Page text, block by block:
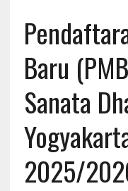
Baru
Sanata
2025/